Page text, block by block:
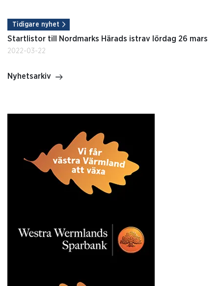
Tidigare nyhet
Startlistor till Nordmarks Härads istrav lördag 26 mars
2022-03-22
Nyhetsarkiv